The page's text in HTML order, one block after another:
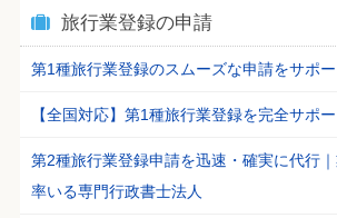
旅行業登録の申請
第1種旅行業登録のスムーズな申請をサポー
【全国対応】第1種旅行業登録を完全サポー
第2種旅行業登録申請を迅速・確実に代行
率いる専門行政書士法人